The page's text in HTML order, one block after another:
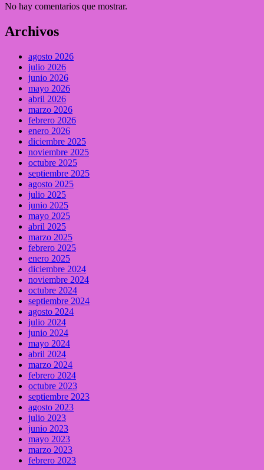
No hay comentarios que mostrar.
Archivos
agosto 2026
julio 2026
junio 2026
mayo 2026
abril 2026
marzo 2026
febrero 2026
enero 2026
diciembre 2025
noviembre 2025
octubre 2025
septiembre 2025
agosto 2025
julio 2025
junio 2025
mayo 2025
abril 2025
marzo 2025
febrero 2025
enero 2025
diciembre 2024
noviembre 2024
octubre 2024
septiembre 2024
agosto 2024
julio 2024
junio 2024
mayo 2024
abril 2024
marzo 2024
febrero 2024
octubre 2023
septiembre 2023
agosto 2023
julio 2023
junio 2023
mayo 2023
marzo 2023
febrero 2023